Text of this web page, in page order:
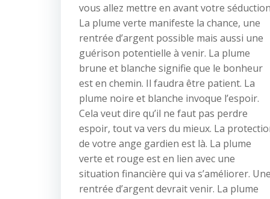
vous allez mettre en avant votre
La plume verte manifeste la chance, une
rentrée d’argent possible mais aussi une
guérison potentielle à venir. La plume
brune et blanche signifie que le bonheur
est en chemin. Il faudra être patient. La
plume noire et blanche invoque l’espoir.
Cela veut dire qu’il ne faut pas perdre
espoir, tout va vers du mieux. La
de votre ange gardien est là. La plume
verte et rouge est en lien avec une
situation financière qui va s’améliorer. Une
rentrée d’argent devrait venir. La plume